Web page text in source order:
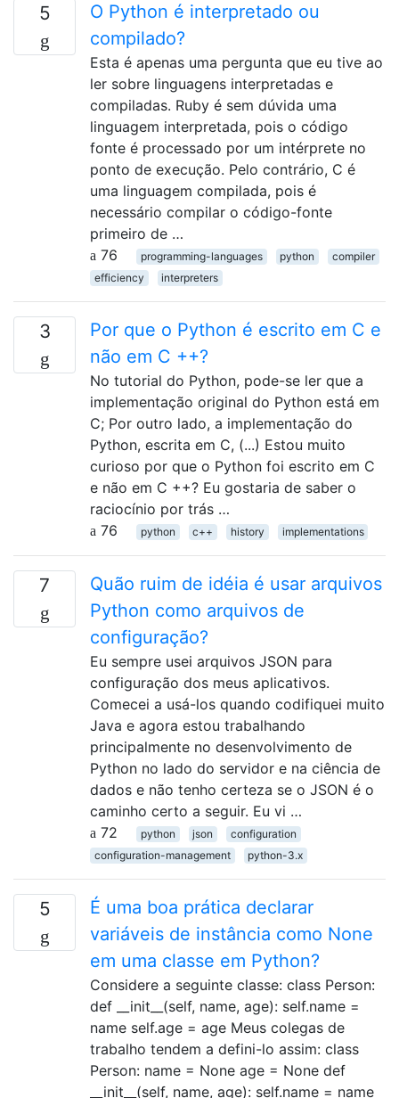
5
O Python é interpretado ou
compilado?
Esta é apenas uma pergunta que eu tive ao
ler sobre linguagens interpretadas e
compiladas. Ruby é sem dúvida uma
linguagem interpretada, pois o código
fonte é processado por um intérprete no
ponto de execução. Pelo contrário, C é
uma linguagem compilada, pois é
necessário compilar o código-fonte
primeiro de …
76
programming-languages python
compiler
efficiency
interpreters
3
Por que o Python é escrito em C e
não em C ++?
No tutorial do Python, pode-se ler que a
implementação original do Python está em
C; Por outro lado, a implementação do
Python, escrita em C, (...) Estou muito
curioso por que o Python foi escrito em C
e não em C ++? Eu gostaria de saber o
raciocínio por trás …
76
python c++ history implementations
7
Quão ruim de idéia é usar arquivos
Python como arquivos de
configuração?
Eu sempre usei arquivos JSON para
configuração dos meus aplicativos.
Comecei a usá-los quando codifiquei muito
Java e agora estou trabalhando
principalmente no desenvolvimento de
Python no lado do servidor e na ciência de
dados e não tenho certeza se o JSON é o
caminho certo a seguir. Eu vi …
72
python json
configuration
configuration-management
python-3.x
5
É uma boa prática declarar
variáveis ​​de instância como None
em uma classe em Python?
Considere a seguinte classe: class Person:
def __init__(self, name, age): self.name =
name self.age = age Meus colegas de
trabalho tendem a defini-lo assim: class
Person: name = None age = None def
__init__(self, name, age): self.name = name